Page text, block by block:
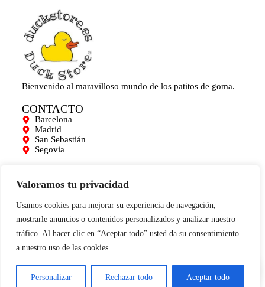
Valoramos tu privacidad
Usamos cookies para mejorar su experiencia de navegación,
mostrarle anuncios o contenidos personalizados y analizar nuestro
tráfico. Al hacer clic en “Aceptar todo” usted da su consentimiento
a nuestro uso de las cookies.
Personalizar Rechazar todo Aceptar todo
Bienvenido al maravilloso mundo de los patitos de goma.
CONTACTO
Barcelona
Madrid
San Sebastián
Segovia
Mi cuenta
Para empresas
Limpieza de Patitos
Blog
INFORMACIÓN
Términos y condiciones
Política de cookies